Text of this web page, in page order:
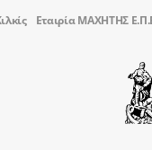
Εταιρία ΜΑΧΗΤΗΣ